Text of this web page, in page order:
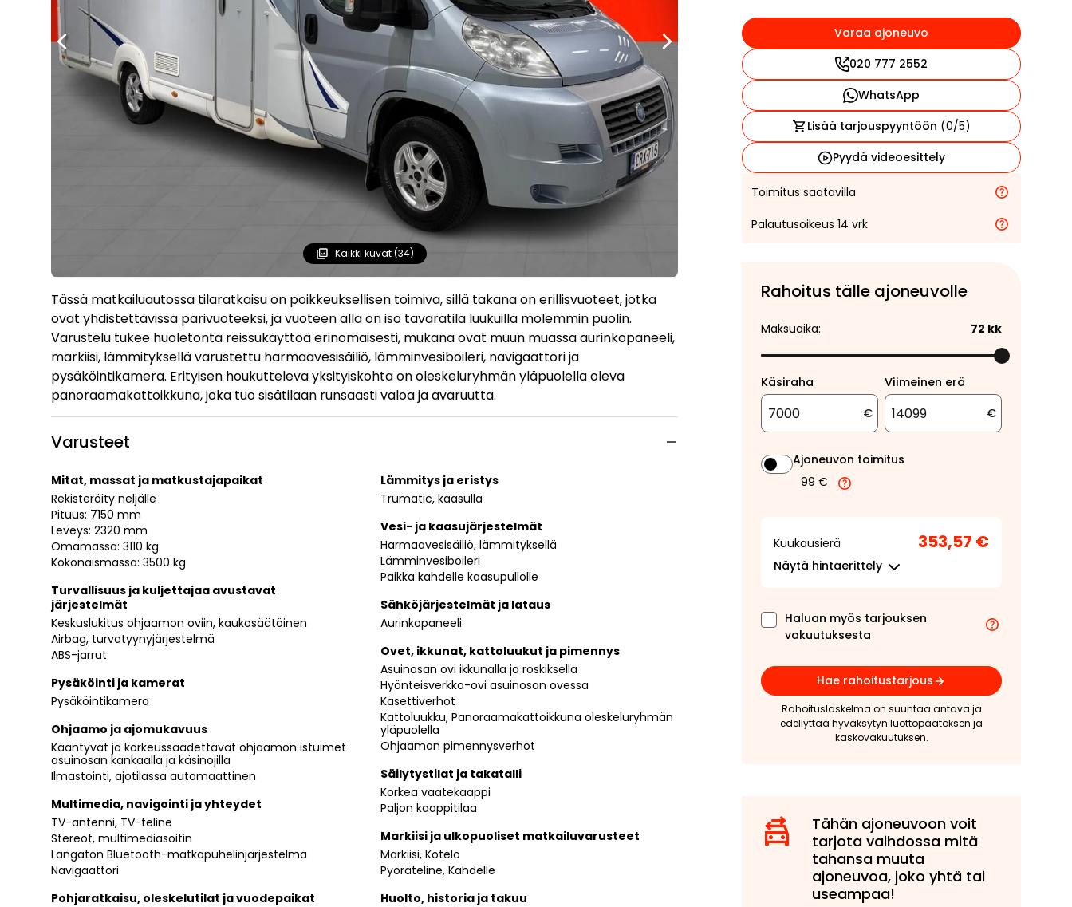
Kaikki kuvat (34)
Tässä matkailuautossa tilaratkaisu on poikkeuksellisen toimiva, sillä takana on erillisvuoteet, jotka
ovat yhdistettävissä parivuoteeksi, ja vuoteen alla on iso tavaratila luukuilla molemmin puolin.
Varustelu tukee huoletonta reissukäyttöä erinomaisesti, mukana ovat muun muassa aurinkopaneeli,
markiisi, lämmityksellä varustettu harmaavesisäiliö, lämminvesiboileri, navigaattori ja
pysäköintikamera. Erityisen houkutteleva yksityiskohta on oleskeluryhmän yläpuolella oleva
panoraamakattoikkuna, joka tuo sisätilaan runsaasti valoa ja avaruutta.
Varusteet
Mitat, massat ja matkustajapaikat
Rekisteröity neljälle
Pituus: 7150 mm
Leveys: 2320 mm
Omamassa: 3110 kg
Kokonaismassa: 3500 kg
Turvallisuus ja kuljettajaa avustavat
järjestelmät
Keskuslukitus ohjaamon oviin, kaukosäätöinen
Airbag, turvatyynyjärjestelmä
ABS-jarrut
Pysäköinti ja kamerat
Pysäköintikamera
Ohjaamo ja ajomukavuus
Kääntyvät ja korkeussäädettävät ohjaamon istuimet
asuinosan kankaalla ja käsinojilla
Ilmastointi, ajotilassa automaattinen
Multimedia, navigointi ja yhteydet
TV-antenni, TV-teline
Stereot, multimediasoitin
Langaton Bluetooth-matkapuhelinjärjestelmä
Navigaattori
Pohjaratkaisu, oleskelutilat ja vuodepaikat
Lämmitys ja eristys
Trumatic, kaasulla
Vesi- ja kaasujärjestelmät
Harmaavesisäiliö, lämmityksellä
Lämminvesiboileri
Paikka kahdelle kaasupullolle
Sähköjärjestelmät ja lataus
Aurinkopaneeli
Ovet, ikkunat, kattoluukut ja pimennys
Asuinosan ovi ikkunalla ja roskiksella
Hyönteisverkko-ovi asuinosan ovessa
Kasettiverhot
Kattoluukku, Panoraamakattoikkuna oleskeluryhmän
yläpuolella
Ohjaamon pimennysverhot
Säilytystilat ja takatalli
Korkea vaatekaappi
Paljon kaappitilaa
Markiisi ja ulkopuoliset matkailuvarusteet
Markiisi, Kotelo
Pyöräteline, Kahdelle
Huolto, historia ja takuu
Varaa ajoneuvo
020 777 2552
WhatsApp
Lisää tarjouspyyntöön (0/5)
Pyydä videoesittely
Toimitus saatavilla
Palautusoikeus 14 vrk
Rahoitus tälle ajoneuvolle
Maksuaika: 72 kk
Käsiraha
€
Viimeinen erä
€
Ajoneuvon toimitus
99 €
Kuukausierä 353,57 €
Näytä hintaerittely
Haluan myös tarjouksen
vakuutuksesta
Hae rahoitustarjous
Rahoituslaskelma on suuntaa antava ja
edellyttää hyväksytyn luottopäätöksen ja
kaskovakuutuksen.
Tähän ajoneuvoon voit
tarjota vaihdossa mitä
tahansa muuta
ajoneuvoa, joko yhtä tai
useampaa!